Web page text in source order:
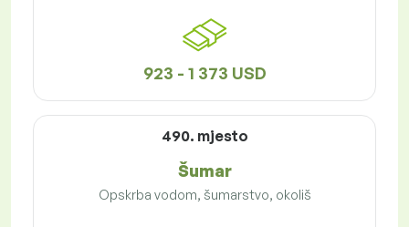
923 - 1 373 USD
490. mjesto
Šumar
Opskrba vodom, šumarstvo, okoliš